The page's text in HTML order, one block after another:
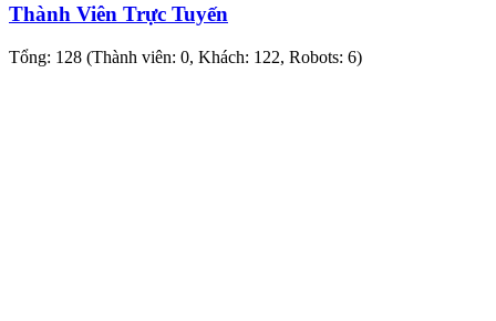
Thành Viên Trực Tuyến
Tổng: 128 (Thành viên: 0, Khách: 122, Robots: 6)